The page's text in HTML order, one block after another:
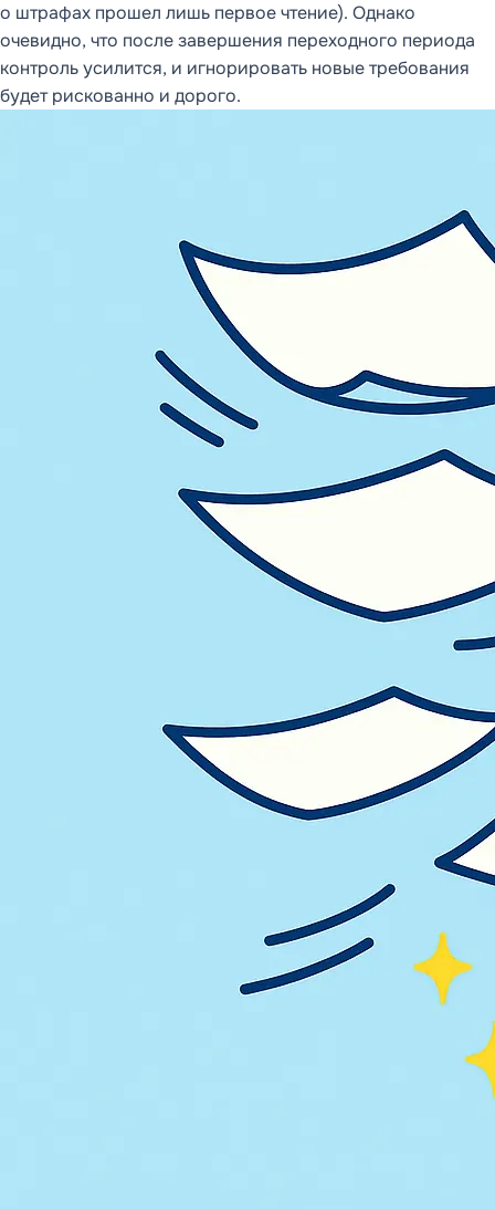
о штрафах прошел лишь первое чтение). Однако
очевидно, что после завершения переходного периода
контроль усилится, и игнорировать новые требования
будет рискованно и дорого.